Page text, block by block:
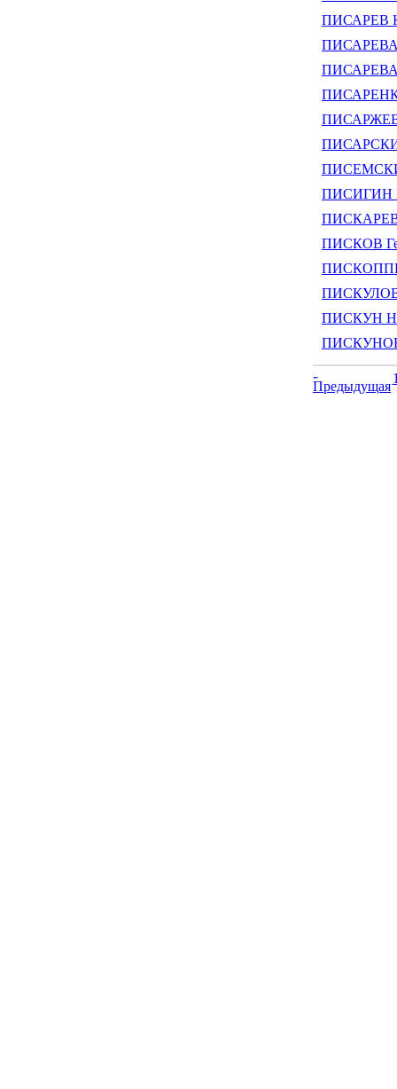
ПИСАРЕВ
ПИСАРЕВА
ПИСАРЕВА
ПИСИГИН
ПИСКАРЕВ
ПИСКОВ
ПИСКУЛОВ
ПИСКУН
ПИСКУНОВ
Предыдущая